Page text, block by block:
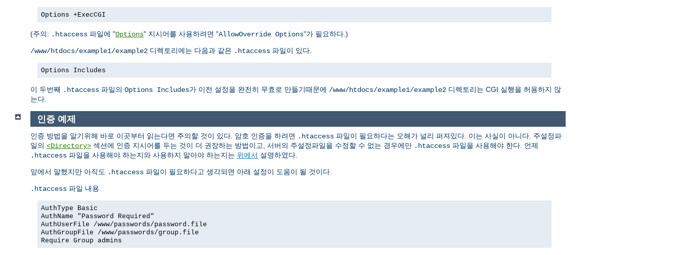
Options +ExecCGI
(주의: .htaccess 파일에 "Options" 지시어를 사용하려면 "AllowOverride Options"가 필요하다.)
/www/htdocs/example1/example2 디렉토리에는 다음과 같은 .htaccess 파일이 있다.
Options Includes
이 두번째 .htaccess 파일의 Options Includes가 이전 설정을 완전히 무효로 만들기때문에 /www/htdocs/example1/example2 디렉토리는 CGI 실행을 허용하지 않
는다.
인증 예제
인증 방법을 알기위해 바로 이곳부터 읽는다면 주의할 것이 있다. 암호 인증을 하려면 .htaccess 파일이 필요하다는 오해가 널리 퍼져있다. 이는 사실이 아니다. 주설정파
일의 <Directory> 섹션에 인증 지시어를 두는 것이 더 권장하는 방법이고, 서버의 주설정파일을 수정할 수 없는 경우에만 .htaccess 파일을 사용해야 한다. 언제
.htaccess 파일을 사용해야 하는지와 사용하지 말아야 하는지는 위에서 설명하였다.
앞에서 말했지만 아직도 .htaccess 파일이 필요하다고 생각되면 아래 설정이 도움이 될 것이다.
.htaccess 파일 내용.
AuthType Basic
AuthName "Password Required"
AuthUserFile /www/passwords/password.file
AuthGroupFile /www/passwords/group.file
Require Group admins